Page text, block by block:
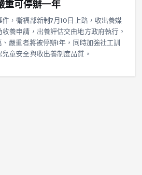
重可停辦一年
件，衛福部新制7月10日上路，收出養媒
養申請，出養評估交由地方政府執行。
嚴重者將被停辦1年，同時加強社工訓
童安全與收出養制度品質。